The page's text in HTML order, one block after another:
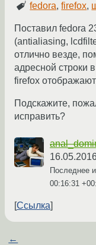
fedora,firefox,
Поставил fedora
(antialiasing,
отлично везде,
адресной строки
firefox
Подскажите,
исправить?
Последнее
00:16:31
Ссылка
←